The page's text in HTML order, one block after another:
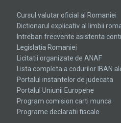
hottest
swiss
watches
replica.check
this
link
right
Cursul valutar oficial al Romaniei
Dictionarul explicativ al limbii
Intrebari frecvente asistenta
Legislatia Romaniei
Licitatii organizate de ANAF
Lista completa a codurilor IBAN
Portalul instantelor de judecata
Portalul Uniunii Europene
Program comision carti munca
Programe declaratii fiscale